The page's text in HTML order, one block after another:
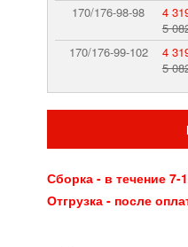
170/176-98-98
5
4
170/176-99-102
5
4
Сборка - в течение 7-
Отгрузка - после